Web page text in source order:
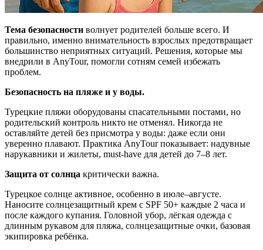
Тема безопасности волнует родителей больше всего. И
правильно, именно внимательность взрослых предотвращает
большинство неприятных ситуаций. Решения, которые мы
внедрили в AnyTour, помогли сотням семей избежать
проблем.
Безопасность на пляже и у воды.
Турецкие пляжи оборудованы спасательными постами, но
родительский контроль никто не отменял. Никогда не
оставляйте детей без присмотра у воды: даже если они
уверенно плавают. Практика AnyTour показывает: надувные
нарукавники и жилеты, must-have для детей до 7–8 лет.
Защита от солнца критически важна.
Турецкое солнце активное, особенно в июле–августе.
Наносите солнцезащитный крем с SPF 50+ каждые 2 часа и
после каждого купания. Головной убор, лёгкая одежда с
длинным рукавом для пляжа, солнцезащитные очки, базовая
экипировка ребёнка.